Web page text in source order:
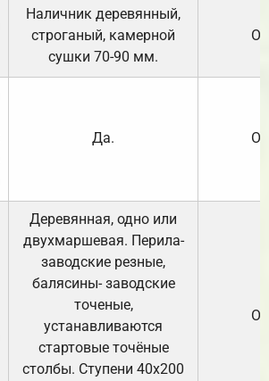
Наличник деревянный,
строганый, камерной
сушки 70-90 мм.
Да.
Деревянная, одно или
двухмаршевая. Перила-
заводские резные,
балясины- заводские
точеные,
устанавливаются
стартовые точёные
столбы. Ступени 40х200